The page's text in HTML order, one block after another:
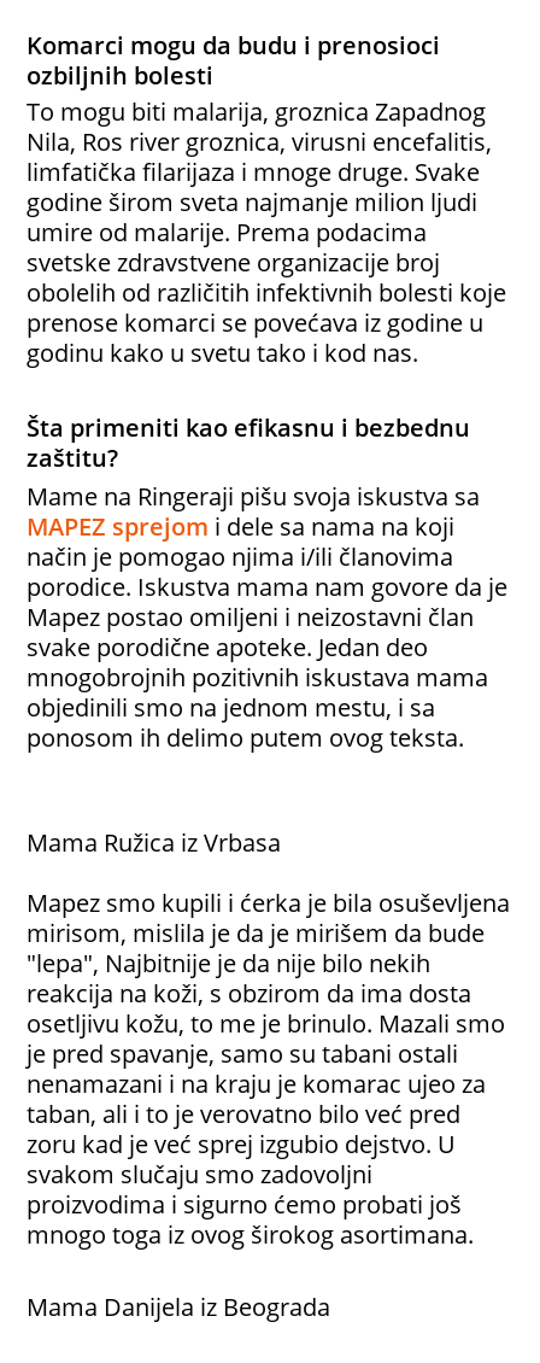
Komarci mogu da budu i prenosioci
ozbiljnih bolesti
To mogu biti malarija, groznica Zapadnog
Nila, Ros river groznica, virusni encefalitis,
limfatička filarijaza i mnoge druge. Svake
godine širom sveta najmanje milion ljudi
umire od malarije. Prema podacima
svetske zdravstvene organizacije broj
obolelih od različitih infektivnih bolesti koje
prenose komarci se povećava iz godine u
godinu kako u svetu tako i kod nas.
Šta primeniti kao efikasnu i bezbednu
zaštitu?
Mame na Ringeraji pišu svoja iskustva sa
MAPEZ sprejom i dele sa nama na koji
način je pomogao njima i/ili članovima
porodice. Iskustva mama nam govore da je
Mapez postao omiljeni i neizostavni član
svake porodične apoteke. Jedan deo
mnogobrojnih pozitivnih iskustava mama
objedinili smo na jednom mestu, i sa
ponosom ih delimo putem ovog teksta.
Mama Ružica iz Vrbasa
Mapez smo kupili i ćerka je bila osuševljena
mirisom, mislila je da je mirišem da bude
"lepa", Najbitnije je da nije bilo nekih
reakcija na koži, s obzirom da ima dosta
osetljivu kožu, to me je brinulo. Mazali smo
je pred spavanje, samo su tabani ostali
nenamazani i na kraju je komarac ujeo za
taban, ali i to je verovatno bilo već pred
zoru kad je već sprej izgubio dejstvo. U
svakom slučaju smo zadovoljni
proizvodima i sigurno ćemo probati još
mnogo toga iz ovog širokog asortimana.
Mama Danijela iz Beograda